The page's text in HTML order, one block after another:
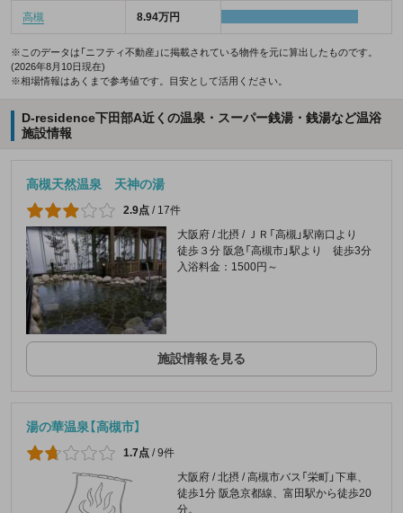
高槻 8.94万円
※このデータは「ニフティ不動産」に掲載されている物件を元に算出したものです。
(2026年8月10日現在)
※相場情報はあくまで参考値です。目安として活用ください。
D-residence下田部A近くの温泉・スーパー銭湯・銭湯など温浴
施設情報
高槻天然温泉 天神の湯
2.9点 / 17件
大阪府 / 北摂 / ＪＲ「高槻」駅南口より
徒歩３分 阪急「高槻市」駅より 徒歩3分
入浴料金：1500円～
施設情報を見る
湯の華温泉【高槻市】
1.7点 /9件
大阪府 / 北摂 / 高槻市バス「栄町」下車、
徒歩1分 阪急京都線、富田駅から徒歩20
分。